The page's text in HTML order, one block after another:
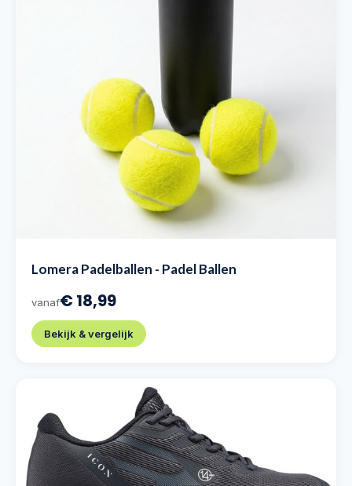
Lomera Padelballen - Padel Ballen
vanaf€ 18,99
Bekijk & vergelijk